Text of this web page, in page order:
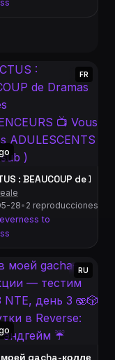
sub goal !socials
FR
: BEAUCOUP de
28• 2 reproducciones
to
した。︴雑談・初見さ
RU